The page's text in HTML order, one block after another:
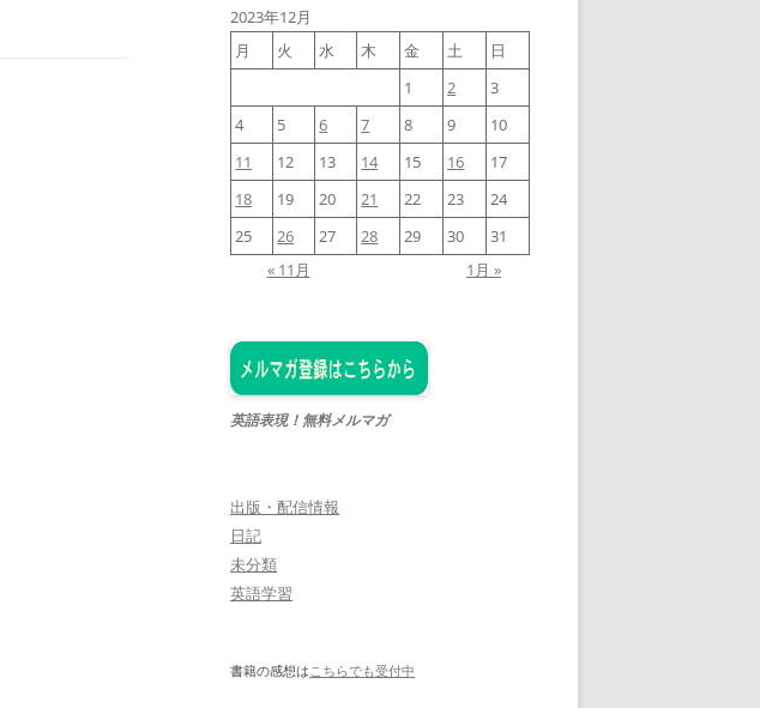
2023年12月
月
火 水 木 金 土
日
1
2
3
4
5 6 7 8 9
10
11
12 13 14 15 16
17
18
19 20 21 22 23
24
25
26 27 28 29 30
31
« 11月
1月 »
英語表現！無料メルマガ
出版・配信情報
日記
未分類
英語学習
書籍の感想はこちらでも受付中